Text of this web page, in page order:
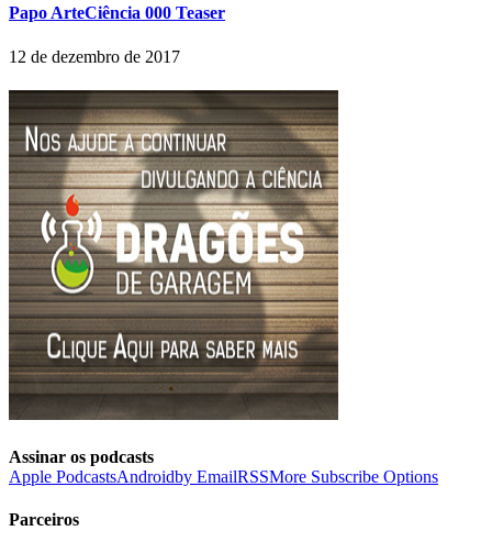
Papo ArteCiência 000 Teaser
12 de dezembro de 2017
Assinar os podcasts
Apple PodcastsAndroidby EmailRSSMore Subscribe Options
Parceiros